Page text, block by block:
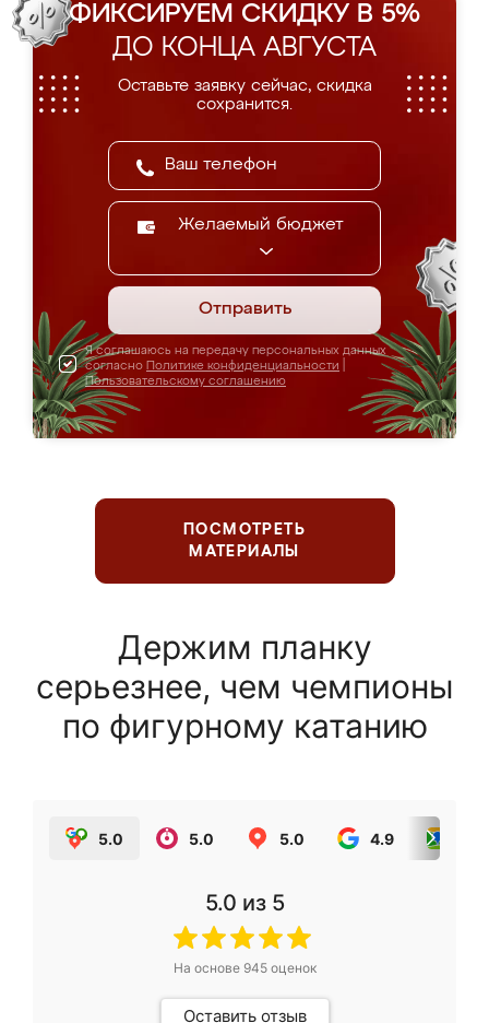
ФИКСИРУЕМ СКИДКУ В 5%
ДО КОНЦА АВГУСТА
Оставьте заявку сейчас, скидка
сохранится.
Желаемый бюджет
Отправить
Я соглашаюсь на передачу персональных данных
согласно Политике конфиденциальности
Пользовательскому соглашению
ПОСМОТРЕТЬ
МАТЕРИАЛЫ
Держим планку
серьезнее, чем чемпионы
по фигурному катанию
5.0 5.0 5.0 4.9
5.0 из 5
На основе 945оценок
Оставить отзыв